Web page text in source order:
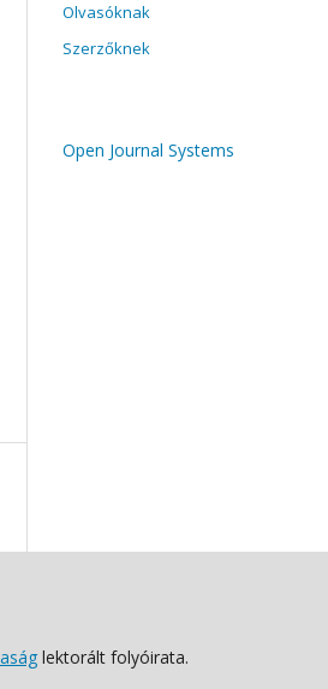
Olvasóknak
Szerzőknek
Open Journal Systems
lektorált folyóirata.